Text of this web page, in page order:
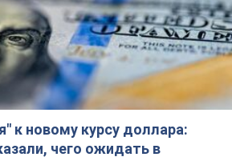
к новому курсу доллара:
чего ожидать в